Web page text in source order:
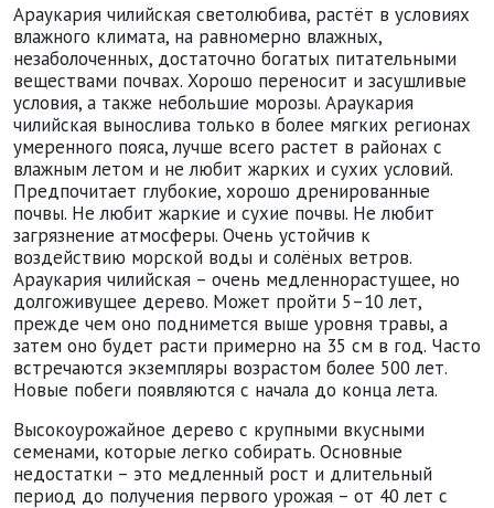
Араукария чилийская светолюбива, растёт в условиях
влажного климата, на равномерно влажных,
незаболоченных, достаточно богатых питательными
веществами почвах. Хорошо переносит и засушливые
условия, а также небольшие морозы. Араукария
чилийская вынослива только в более мягких регионах
умеренного пояса, лучше всего растет в районах с
влажным летом и не любит жарких и сухих условий.
Предпочитает глубокие, хорошо дренированные
почвы. Не любит жаркие и сухие почвы. Не любит
загрязнение атмосферы. Очень устойчив к
воздействию морской воды и солёных ветров.
Араукария чилийская – очень медленнорастущее, но
долгоживущее дерево. Может пройти 5–10 лет,
прежде чем оно поднимется выше уровня травы, а
затем оно будет расти примерно на 35 см в год. Часто
встречаются экземпляры возрастом более 500 лет.
Новые побеги появляются с начала до конца лета.
Высокоурожайное дерево с крупными вкусными
семенами, которые легко собирать. Основные
недостатки – это медленный рост и длительный
период до получения первого урожая – от 40 лет с